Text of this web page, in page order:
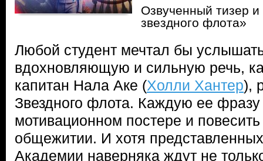
Озвученный тизер
звездного флота»
Любой студент мечтал бы
вдохновляющую и сильную речь,
капитан Нала Аке (Холли Хантер),
Звездного флота. Каждую ее
мотивационном постере и
общежитии. И хотя
Академии наверняка ждут не